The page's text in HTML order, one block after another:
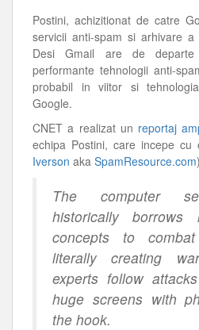
Postini, achizitionat de catre
servicii anti-spam si arhivare
Desi Gmail are de
performante tehnologii anti-
probabil in viitor si
Google.
CNET a realizat un reportaj
echipa Postini, care incepe
Iverson aka SpamResource.com
The computer
historically borrows
concepts to
literally creating
experts follow
huge screens with
the hook.